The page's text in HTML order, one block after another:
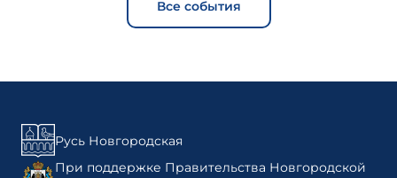
Все события
Русь Новгородская
При поддержке Правительства Новгородской